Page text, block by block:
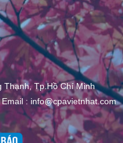
Thạnh, Tp.Hồ Chí Minh
: info@cpavietnhat.com